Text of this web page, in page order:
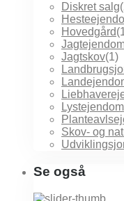
Diskret salg
Hovedgård
Jagtskov(1)
Lystejendom
Skov- og
Se også